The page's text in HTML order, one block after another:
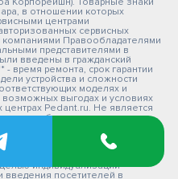
в отношении которых
центрами
сервисных
компаниями Правообладателями
представителями в
введены в гражданский
- время ремонта, срок гарантии
устройства и сложности
моделях и
возможных выгодах и условиях
центрах Pedant.ru. Не является
обслуживание
продавца,
сервис центром.
индивидуализации
введения посетителей в